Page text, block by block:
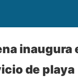
de playa